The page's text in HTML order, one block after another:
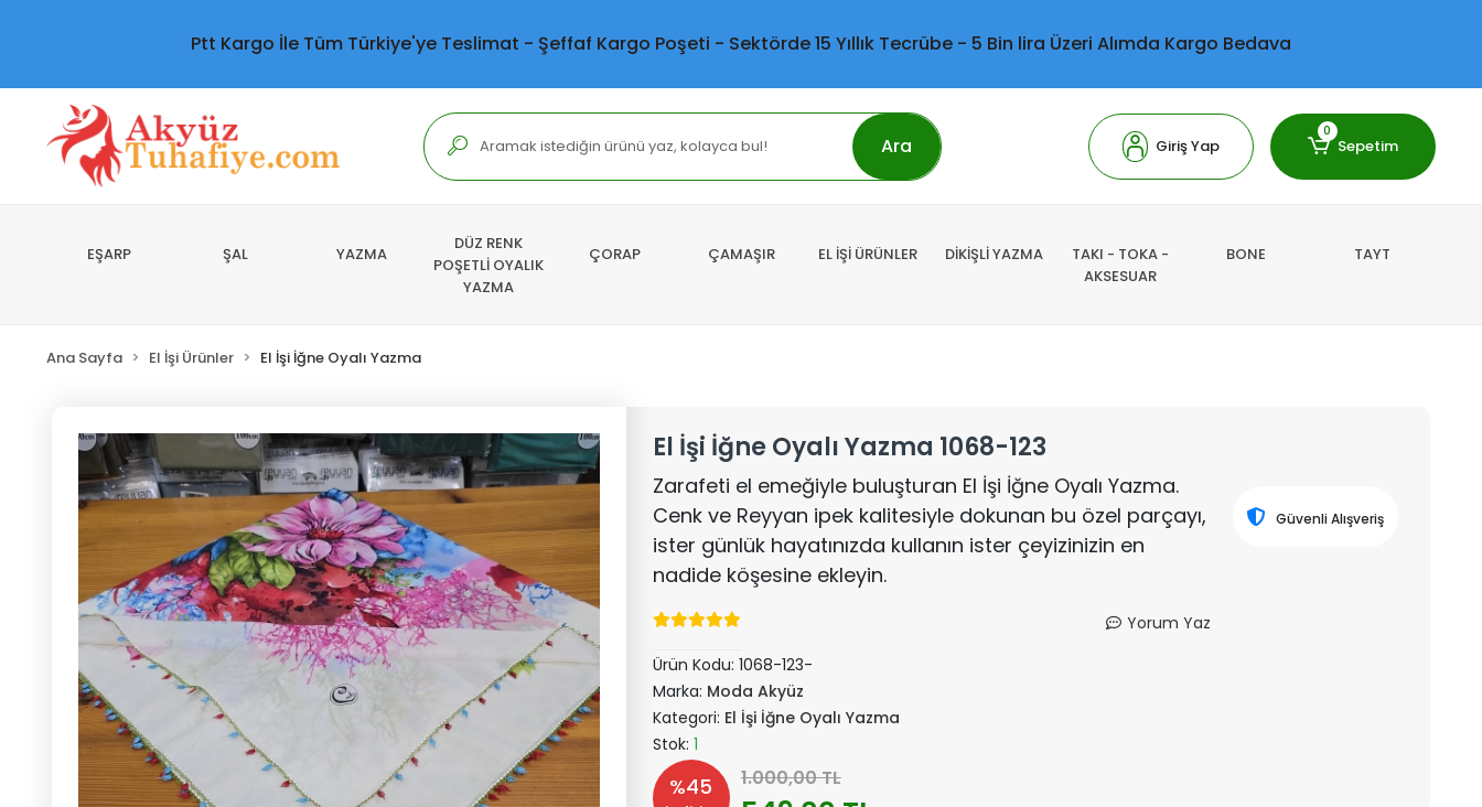
Ptt Kargo İle Tüm Türkiye'ye Teslimat - Şeffaf Kargo Poşeti - Sektörde 15 Yıllık Tecrübe - 5 Bin lira Üzeri Alımda Kargo Bedava
Ara Giriş Yap
0
Sepetim
EŞARP ŞAL YAZMA
DÜZ RENK
POŞETLİ OYALIK
YAZMA
ÇORAP ÇAMAŞIR EL İŞİ ÜRÜNLER DİKİŞLİ YAZMA
TAKI - TOKA -
AKSESUAR
BONE TAYT
Ana Sayfa El İşi Ürünler El İşi İğne Oyalı Yazma
El İşi İğne Oyalı Yazma 1068-123
Zarafeti el emeğiyle buluşturan El İşi İğne Oyalı Yazma.
Cenk ve Reyyan ipek kalitesiyle dokunan bu özel parçayı,
ister günlük hayatınızda kullanın ister çeyizinizin en
nadide köşesine ekleyin.
Yorum Yaz
Ürün Kodu: 1068-123-
Marka: Moda Akyüz
Kategori: El İşi İğne Oyalı Yazma
Stok: 1
%45 1.000,00 TL
Güvenli Alışveriş